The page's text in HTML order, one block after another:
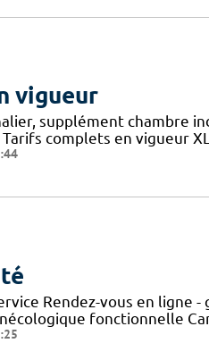
vigueur
supplément chambre
complets en vigueur
Rendez-vous en ligne
fonctionnelle